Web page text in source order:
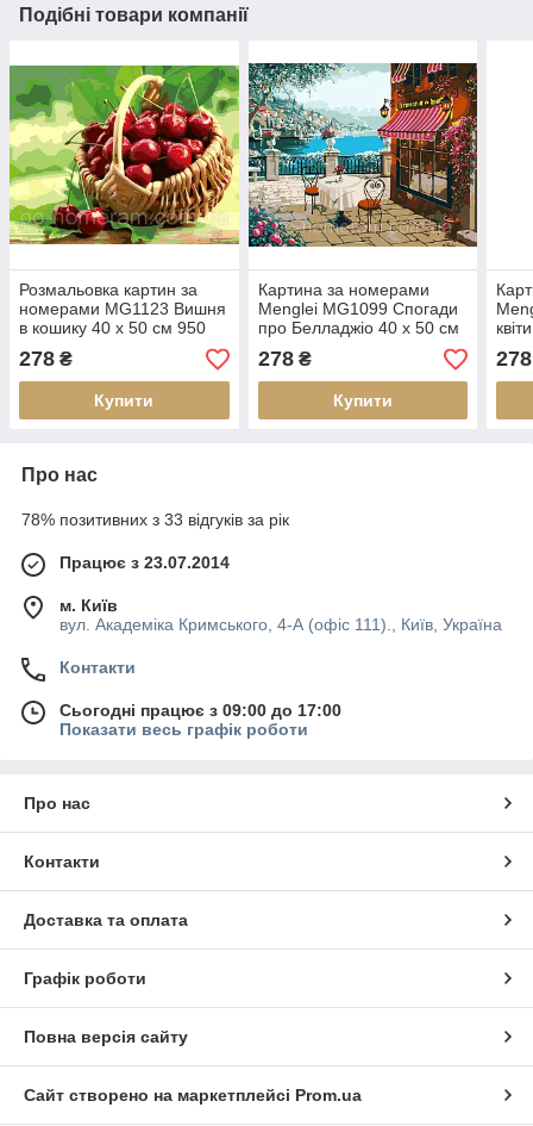
Подібні товари компанії
Розмальовка картин за
номерами MG1123 Вишня
в кошику 40 х 50 см 950
квіти
278 ₴
Купити
Картина за номерами
Menglei MG1099 Спогади
про Белладжіо 40 х 50 см
278₴
Купити
см
278
Про нас
78% позитивних з 33 відгуків за рік
Працює з 23.07.2014
м. Київ
вул. Академіка Кримського, 4-А (офіс 111)., Київ, Україна
Контакти
Сьогодні працює з 09:00 до 17:00
Показати весь графік роботи
Про нас
Контакти
Доставка та оплата
Графік роботи
Повна версія сайту
Сайт створено на маркетплейсі Prom.ua